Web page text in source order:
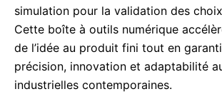
simulation pour la validation des
Cette boîte à outils numérique
de l’idée au produit fini tout en
précision, innovation et adaptabilité
industrielles contemporaines.